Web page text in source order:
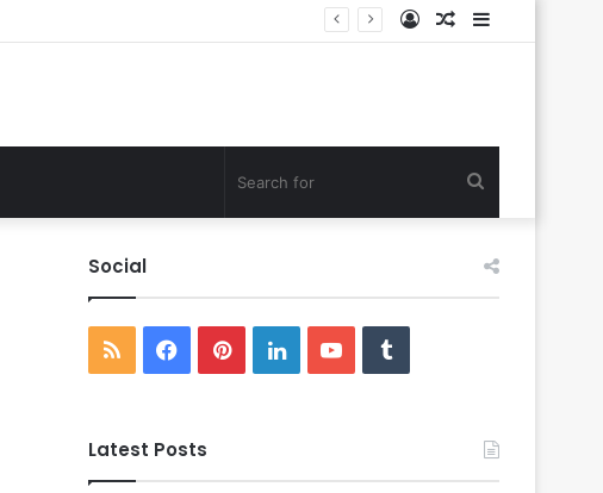
Sidebar
Random
Log
Social
RSS Facebook
PinterestLinkedInYouTubeTumblr
Latest Posts